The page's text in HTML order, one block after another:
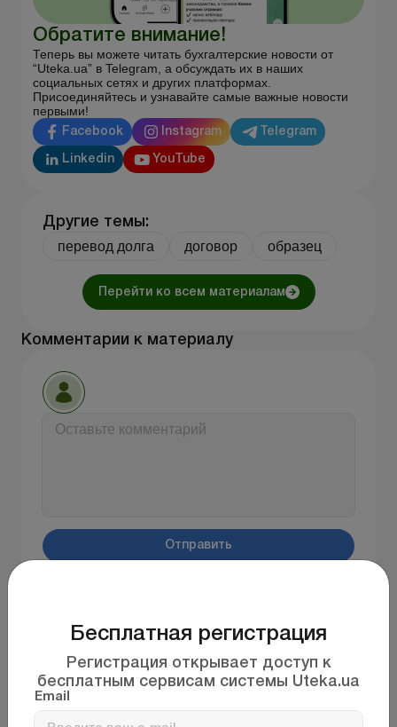
Обратите внимание!
Теперь вы можете читать бухгалтерские новости от
“Uteka.ua” в Telegram, а обсуждать их в наших
социальных сетях и других платформах.
Присоединяйтесь и узнавайте самые важные новости
первыми!
Facebook Instagram Telegram
Linkedin YouTube
Другие темы:
перевод долга договор образец
Перейти ко всем материалам
Комментарии к материалу
Отправить
Акт приемки-передачи комбайна в аренду с
экипажем
Агросоветчик «Подряд, совместная деятельность и
прочие варианты сотрудничества в целях
Бесплатная регистрация
Регистрация открывает доступ к
бесплатным сервисам системы Uteka.ua
Email